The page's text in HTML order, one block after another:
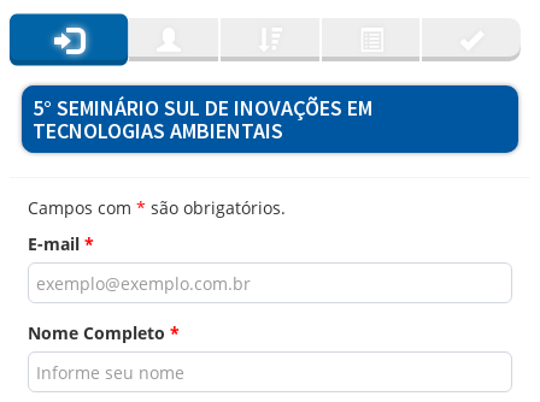
5° SEMINÁRIO SUL DE INOVAÇÕES EM
TECNOLOGIAS AMBIENTAIS
Campos com * são obrigatórios.
E-mail *
Nome Completo *